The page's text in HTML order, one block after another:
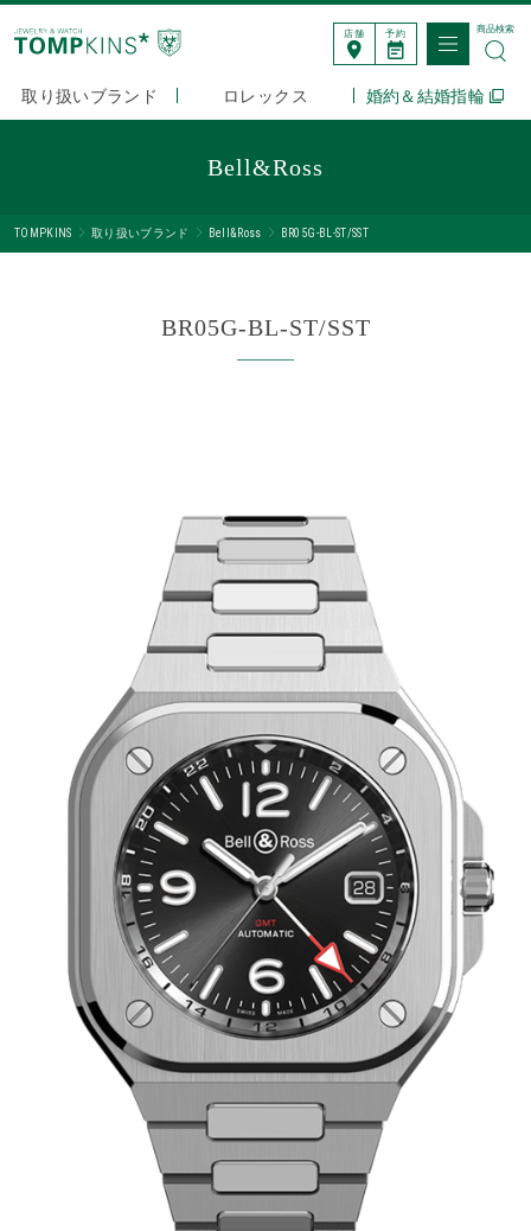
店舗 予約
取り扱いブランド ロレックス 婚約＆結婚指輪
商品検索
Bell&Ross
TOMPKINS 取り扱いブランド Bell&Ross BR05G-BL-ST/SST
BR05G-BL-ST/SST